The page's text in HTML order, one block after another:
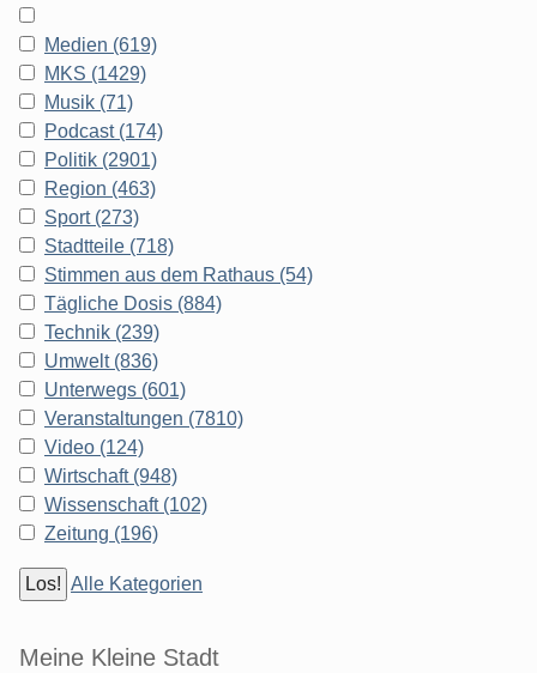
Medien (619)
MKS (1429)
Musik (71)
Podcast (174)
Politik (2901)
Region (463)
Sport (273)
Stadtteile (718)
Stimmen aus dem Rathaus (54)
Tägliche Dosis (884)
Technik (239)
Umwelt (836)
Unterwegs (601)
Veranstaltungen (7810)
Video (124)
Wirtschaft (948)
Wissenschaft (102)
Zeitung (196)
Alle Kategorien
Meine Kleine Stadt